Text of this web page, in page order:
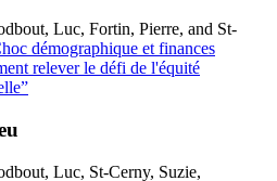
Luc, Fortin, Pierre, and St-
démographique et finances
relever le défi de l'équité
”
Luc, St-Cerny, Suzie,